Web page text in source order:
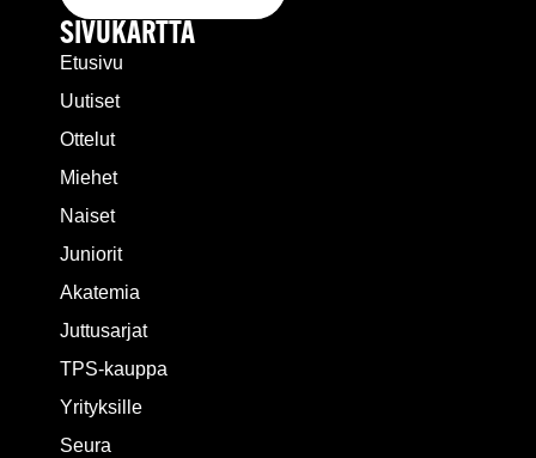
SIVUKARTTA
Etusivu
Uutiset
Ottelut
Miehet
Naiset
Juniorit
Akatemia
Juttusarjat
TPS-kauppa
Yrityksille
Seura